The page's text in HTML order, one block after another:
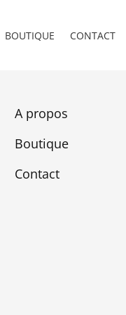
BOUTIQUE CONTACT
A propos
Boutique
Contact